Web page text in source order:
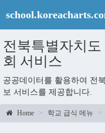
전북특별자치
회 서비스
공공데이터를 활용하여 전
보 서비스를 제공합니다.
Home 학교 급식 메뉴